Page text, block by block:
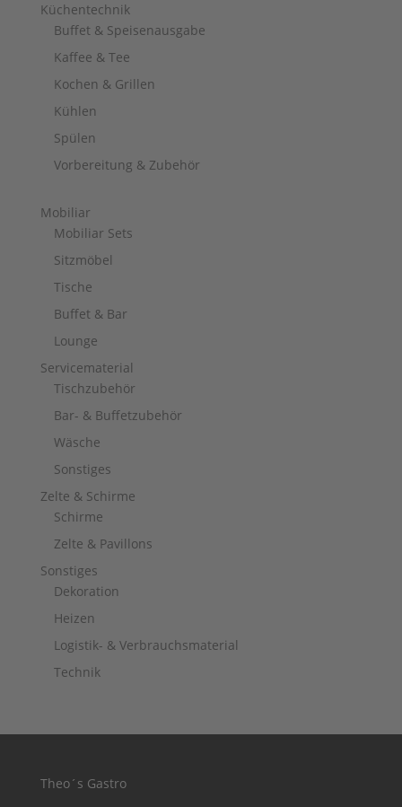
Küchentechnik
Buffet & Speisenausgabe
Kaffee & Tee
Kochen & Grillen
Kühlen
Spülen
Vorbereitung & Zubehör
Mobiliar
Mobiliar Sets
Sitzmöbel
Tische
Buffet & Bar
Lounge
Servicematerial
Tischzubehör
Bar- & Buffetzubehör
Wäsche
Sonstiges
Zelte & Schirme
Schirme
Zelte & Pavillons
Sonstiges
Dekoration
Heizen
Logistik- & Verbrauchsmaterial
Technik
Theo´s Gastro